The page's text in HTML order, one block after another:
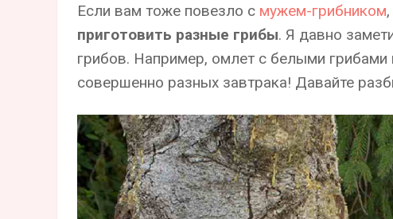
Если вам тоже повезло с мужем-грибником
приготовить разные грибы. Я давно
грибов. Например, омлет с белыми
совершенно разных завтрака! Давайте